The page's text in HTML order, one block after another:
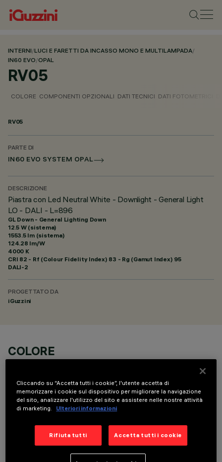
INTERNI/LUCI E FARETTI DA INCASSO MONO E MULTILAMPADA/
IN60 EVO/OPAL
RV05
COLORE COMPONENTI OPZIONALI DATI TECNICI DATI FOTOMETRICI
RV05
PARTE DI
IN60 EVO SYSTEM OPAL
DESCRIZIONE
Piastra con Led Neutral White - Downlight - General Light
LO - DALI - L=896
GL Down - General Lighting Down
12.5 W (sistema)
1553.5 lm (sistema)
124.28 lm/W
4000 K
CRI 82 - Rf (Colour Fidelity Index) 83 - Rg (Gamut Index) 95
DALI-2
PROGETTATO DA
iGuzzini
COLORE
COMPONENTI OPZIONALI
Cliccando su “Accetta tutti i cookie”, l'utente accetta di
memorizzare i cookie sul dispositivo per migliorare la navigazione
del sito, analizzare l'utilizzo del sito e assistere nelle nostre attività
di marketing.
Ulteriori informazioni
Rifiuta tutti Accetta tutti i cookie